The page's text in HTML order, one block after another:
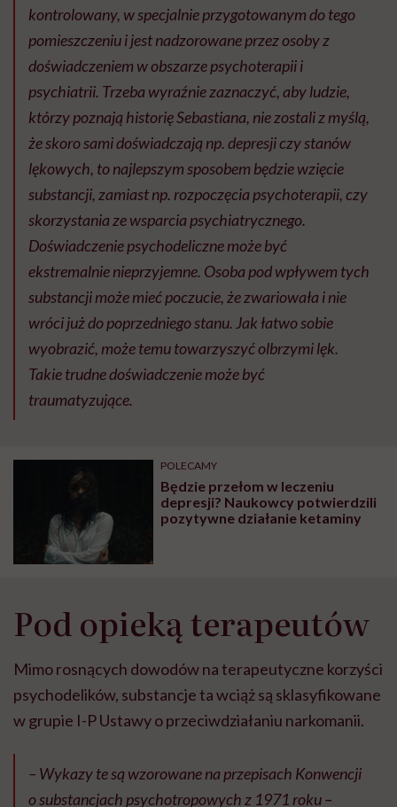
kontrolowany, w specjalnie przygotowanym do tego
pomieszczeniu i jest nadzorowane przez osoby z
doświadczeniem w obszarze psychoterapii i
psychiatrii. Trzeba wyraźnie zaznaczyć, aby ludzie,
którzy poznają historię Sebastiana, nie zostali z myślą,
że skoro sami doświadczają np. depresji czy stanów
lękowych, to najlepszym sposobem będzie wzięcie
substancji, zamiast np. rozpoczęcia psychoterapii, czy
skorzystania ze wsparcia psychiatrycznego.
Doświadczenie psychodeliczne może być
ekstremalnie nieprzyjemne. Osoba pod wpływem tych
substancji może mieć poczucie, że zwariowała i nie
wróci już do poprzedniego stanu. Jak łatwo sobie
wyobrazić, może temu towarzyszyć olbrzymi lęk.
Takie trudne doświadczenie może być
traumatyzujące.
POLECAMY
Będzie przełom w leczeniu
depresji? Naukowcy potwierdzili
pozytywne działanie ketaminy
Pod opieką terapeutów
Mimo rosnących dowodów na terapeutyczne korzyści
psychodelików, substancje ta wciąż są sklasyfikowane
w grupie I-P Ustawy o przeciwdziałaniu narkomanii.
– Wykazy te są wzorowane na przepisach Konwencji
o substancjach psychotropowych z 1971 roku –